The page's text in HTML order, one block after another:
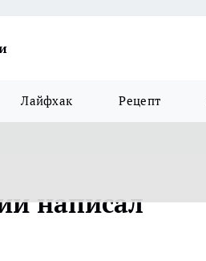
Лайфхак Рецепт
написал